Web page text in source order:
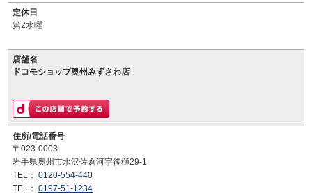
定休日
第2水曜
店舗名
ドコモショップ奥州みずさわ店
住所/電話番号
〒023-0003
岩手県奥州市水沢佐倉河字後樋29-1
TEL： 0120-554-440
TEL： 0197-51-1234